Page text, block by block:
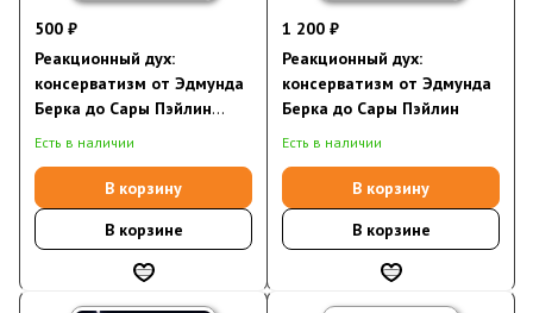
500 ₽
Реакционный дух:
консерватизм от Эдмунда
Берка до Сары Пэйлин
(электронная книга)
Есть в наличии
В корзину
В корзине
1 200 ₽
Реакционный дух:
консерватизм от Эдмунда
Берка до Сары Пэйлин
Есть в наличии
В корзину
В корзине